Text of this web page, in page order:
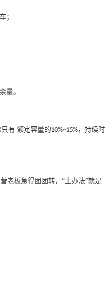
；
量。
只有 额定容量的10%~15%，持续时
老板急得团团转，“土办法”就是